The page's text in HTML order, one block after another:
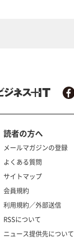
読者の方へ
メールマガジンの登録
よくある質問
サイトマップ
会員規約
利用規約／外部送信
RSSについて
ニュース提供先について